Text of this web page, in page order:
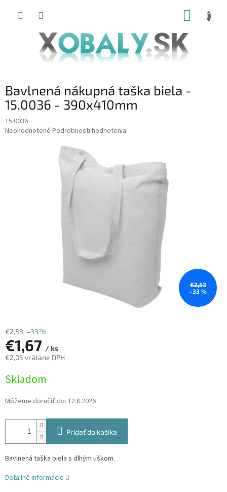
Bavlnená nákupná taška biela -
15.0036 - 390x410mm
15.0036
Priemerné
Neohodnotené Podrobnosti hodnotenia
€2,53
–33 %
€2,53 –33 %
€1,67 / ks
€2,05 vrátane DPH
cena:
Skladom
Môžeme doručiť do: 12.8.2026
Pridať do košíka
Bavlnená taška biela s dlhým uškom.
Detailné informácie